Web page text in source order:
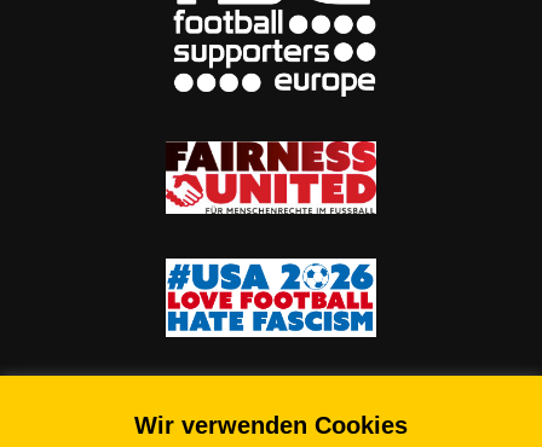
Wir verwenden Cookies